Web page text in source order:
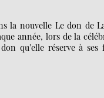
la nouvelle Le don de
année, lors de la
qu’elle réserve à